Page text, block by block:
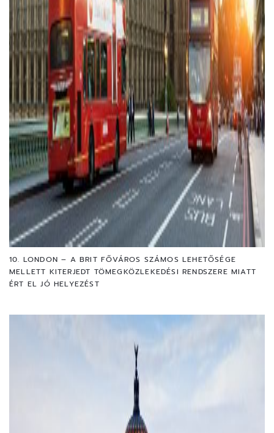
10. LONDON – A BRIT FŐVÁROS SZÁMOS LEHETŐSÉGE
MELLETT KITERJEDT TÖMEGKÖZLEKEDÉSI RENDSZERE MIATT
ÉRT EL JÓ HELYEZÉST